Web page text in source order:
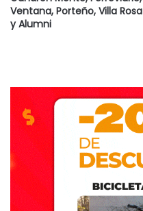
Ventana, Porteño, Villa Rosa
y Alumni